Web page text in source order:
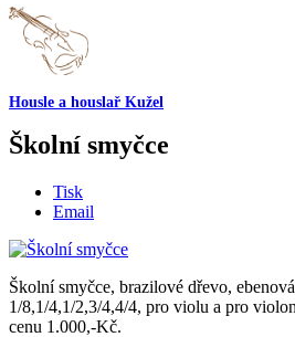
Housle a houslař Kužel
Školní smyčce
Tisk
Email
Školní smyčce, brazilové dřevo,
1/8,1/4,1/2,3/4,4/4, pro violu a pro
cenu 1.000,-Kč.